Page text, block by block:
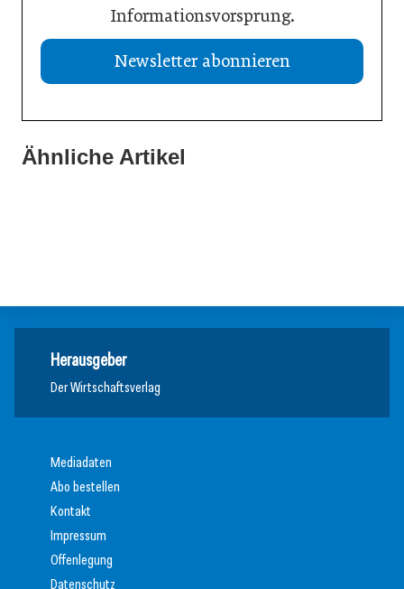
Informationsvorsprung.
Newsletter abonnieren
Ähnliche Artikel
13. Juli 2026
Was Handwerksbetriebe jetzt für ihre Online-Sichtbarkeit
Herausgeber
Der Wirtschaftsverlag
Mediadaten
Abo bestellen
Kontakt
Impressum
Offenlegung
Datenschutz